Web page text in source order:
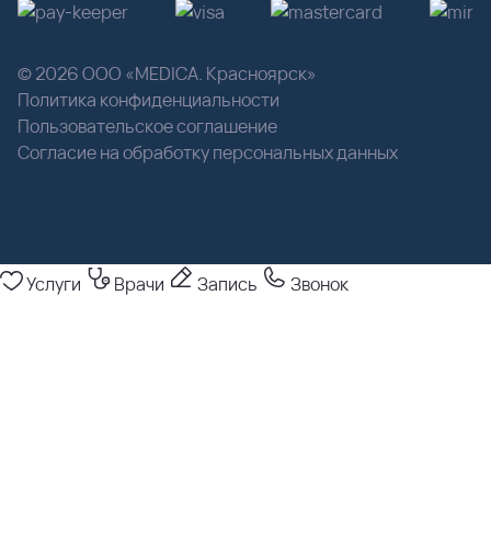
© 2026 ООО «MEDICA. Красноярск»
Политика конфиденциальности
Пользовательское соглашение
Согласие на обработку персональных данных
Услуги Врачи Запись Звонок